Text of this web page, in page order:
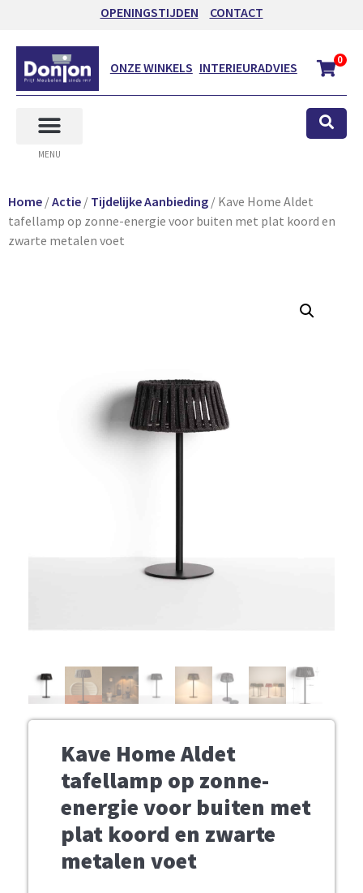
OPENINGSTIJDEN CONTACT
ONZE WINKELS INTERIEURADVIES 0
MENU
Home /Actie / Tijdelijke Aanbieding / Kave Home Aldet
tafellamp op zonne-energie voor buiten met plat koord en
zwarte metalen voet
Kave Home Aldet
tafellamp op zonne-
energie voor buiten met
plat koord en zwarte
metalen voet